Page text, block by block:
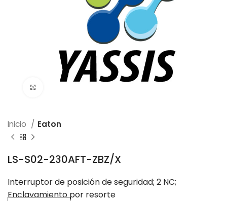
Inicio Eaton
LS-S02-230AFT-ZBZ/X
Interruptor de posición de seguridad; 2 NC;
Enclavamiento por resorte